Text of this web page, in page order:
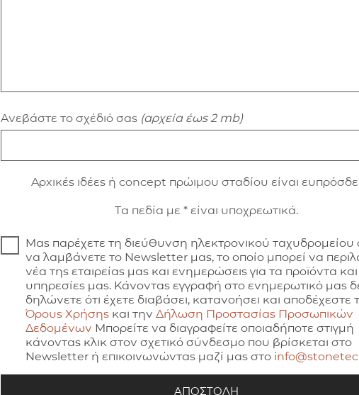
Ανεβάστε το σχέδιό σας (αρχεία έως 2 mb)
Aρxικές ιδέες ή concept πρώιμου σταδίου είναι
Τα πεδία με * είναι υποχρεωτικά.
Μας παρέχετε τη διεύθυνση ηλεκτρονικού ταχυδρομείου
να λαμβάνετε το Newsletter μας, το οποίο μπορεί να
νέα της εταιρείας μας και ενημερώσεις για τα προϊόντα και
υπηρεσίες μας. Κάνοντας εγγραφή στο ενημερωτικό μας
δηλώνετε ότι έχετε διαβάσει, κατανοήσει και αποδέχεστε
Όρους Χρήσης και την Δήλωση Προστασίας Προσωπικών
Δεδομένων Μπορείτε να διαγραφείτε οποιαδήποτε στιγμή
κάνοντας κλικ στον σχετικό σύνδεσμο που βρίσκεται στο
Newsletter ή επικοινωνώντας μαζί μας στο